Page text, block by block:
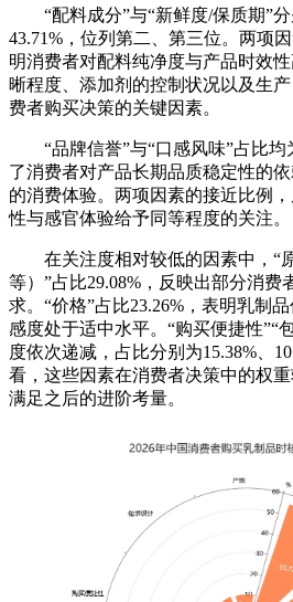
“配料成分”与“新鲜度/保质期”分
43.71%，位列第二、第三位。两项
明消费者对配料纯净度与产品时效
晰程度、添加剂的控制状况以及生
费者购买决策的关键因素。
“品牌信誉”与“口感风味”占比均
了消费者对产品长期品质稳定性的
的消费体验。两项因素的接近比例
性与感官体验给予同等程度的关注。
在关注度相对较低的因素中，“
等）”占比29.08%，反映出部分消费
求。“价格”占比23.26%，表明乳制
感度处于适中水平。“购买便捷性”“
度依次递减，占比分别为15.38%、
看，这些因素在消费者决策中的权
满足之后的进阶考量。